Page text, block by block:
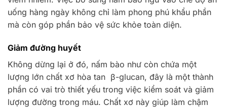
uống hàng ngày không chỉ làm phong phú khẩu phần
mà còn góp phần bảo vệ sức khỏe toàn diện.
Giảm đường huyết
Không dừng lại ở đó, nấm bào như còn chứa một
lượng lớn chất xơ hòa tan β-glucan, đây là một thành
phần có vai trò thiết yếu trong việc kiểm soát và giảm
lượng đường trong máu. Chất xơ này giúp làm chậm